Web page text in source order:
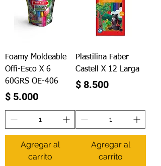
Foamy Moldeable
Offi-Esco X 6
60GRS OE-406
Precio
$ 5.000
Agregar al
carrito
Plastilina Faber
Castell X 12 Larga
Precio
$ 8.500
Agregar al
carrito